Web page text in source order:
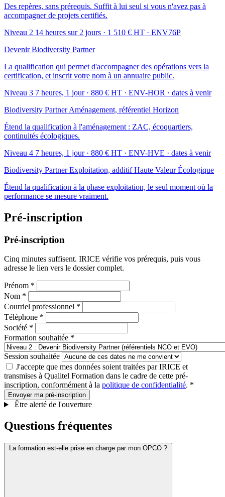
Des repères, sans prérequis. Suffit à lui seul si vous n'avez pas à
accompagner de projets certifiés.
Niveau 2 14 heures sur 2 jours · 1 510 € HT · ENV76P
Devenir Biodiversity Partner
La qualification qui permet d'accompagner des opérations vers la
certification, et inscrit votre nom à un annuaire public.
Niveau 3 7 heures, 1 jour · 880 € HT · ENV-HOR · dates à venir
Biodiversity Partner Aménagement, référentiel Horizon
Étend la qualification à l'aménagement : ZAC, écoquartiers,
continuités écologiques.
Niveau 4 7 heures, 1 jour · 880 € HT · ENV-HVE · dates à venir
Biodiversity Partner Exploitation, additif Haute Valeur Écologique
Étend la qualification à la phase exploitation, le seul moment où la
performance se mesure vraiment.
Pré-inscription
Pré-inscription
Cinq minutes suffisent. IRICE vérifie vos prérequis, puis vous
adresse le lien vers le dossier complet.
Prénom *
Nom *
Courriel professionnel *
Téléphone *
Société *
Formation souhaitée *
Session souhaitée
J'accepte que mes données soient traitées par IRICE et
transmises à Qualitel Formation dans le cadre de cette pré-
inscription, conformément à la politique de confidentialité. *
Envoyer ma pré-inscription
Être alerté de l'ouverture
Questions fréquentes
La formation est-elle prise en charge par mon OPCO ?